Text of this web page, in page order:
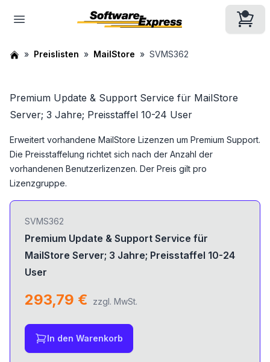
Preislisten MailStore SVMS362
Premium Update & Support Service für MailStore
Server; 3 Jahre; Preisstaffel 10-24 User
Erweitert vorhandene MailStore Lizenzen um Premium Support.
Die Preisstaffelung richtet sich nach der Anzahl der
vorhandenen Benutzerlizenzen. Der Preis gilt pro
Lizenzgruppe.
SVMS362
Premium Update & Support Service für
MailStore Server; 3 Jahre; Preisstaffel 10-24
User
293,79 € zzgl. MwSt.
In den Warenkorb